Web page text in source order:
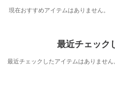
現在おすすめアイテムはありません。
最近チェック
最近チェックしたアイテムはありません。